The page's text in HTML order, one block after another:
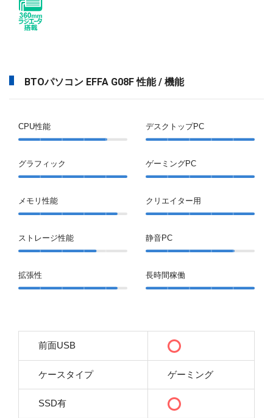
BTOパソコン EFFA G08F 性能 / 機能
CPU性能
グラフィック
メモリ性能
ストレージ性能
拡張性
デスクトップPC
ゲーミングPC
クリエイター用
静音PC
長時間稼働
前面USB
ケースタイプ ゲーミング
SSD有